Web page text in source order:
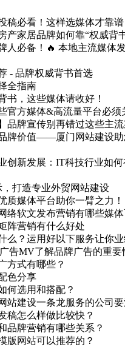
稿必看！这样选媒体才靠谱
产家居品牌如何靠“权威背
人必备！🔥 本地主流媒体
- 品牌权威背书首选
全指南
书，这些媒体请收好！
官方媒体&高流量平台必须
品牌宣传别再错过这些主流
牌价值——厦门网站建设助
创新发展：IT科技行业如
打造专业外贸网站建设
质媒体平台助你一臂之力！
络软文发布营销有哪些媒体
阵营销有什么好处
么？运用好以下服务让你
告MV了解品牌广告的重要
方式有哪些？
色分享
何选用和搭配？
站建设一条龙服务的公司要
稿怎么样做比较快？
品牌营销有哪些关系？
版网站可以推荐的？